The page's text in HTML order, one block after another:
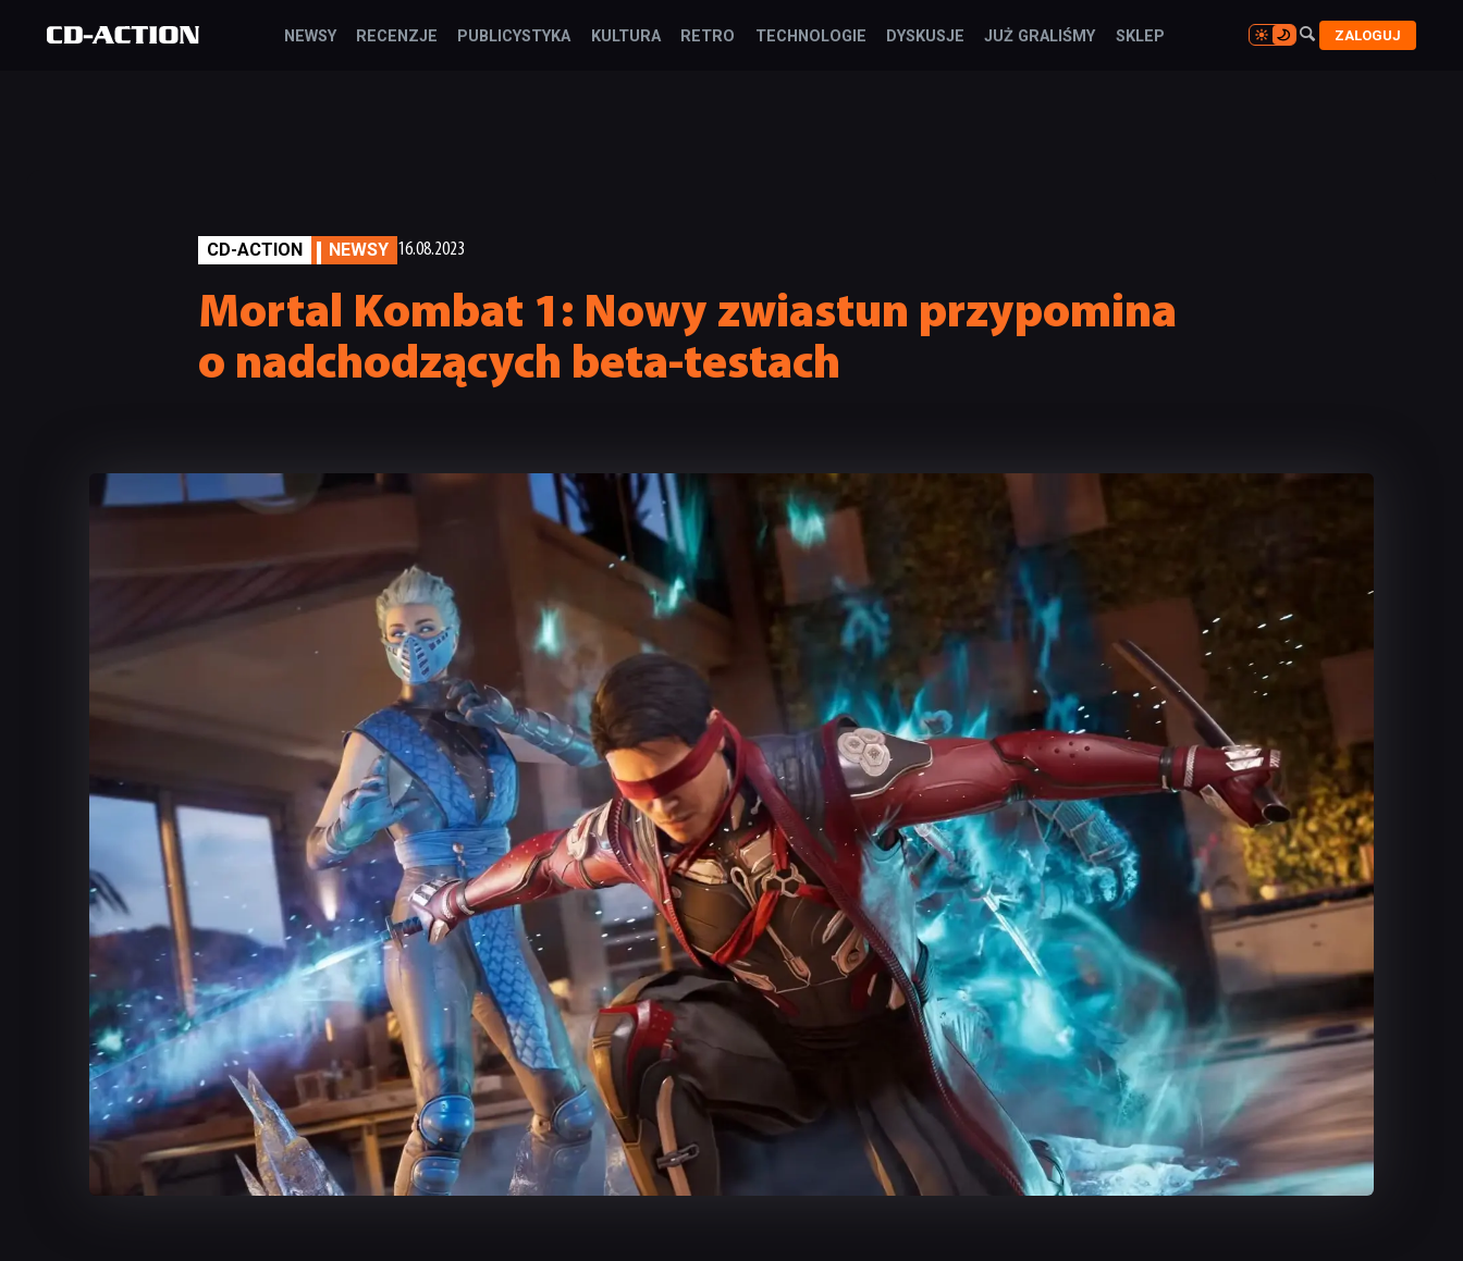
NEWSY RECENZJE PUBLICYSTYKA KULTURA RETRO TECHNOLOGIE DYSKUSJE JUŻ GRALIŚMY SKLEP 
 ZALOGUJ
CD-ACTION NEWSY 16.08.2023
Mortal Kombat 1: Nowy zwiastun przypomina
o nadchodzących beta-testach